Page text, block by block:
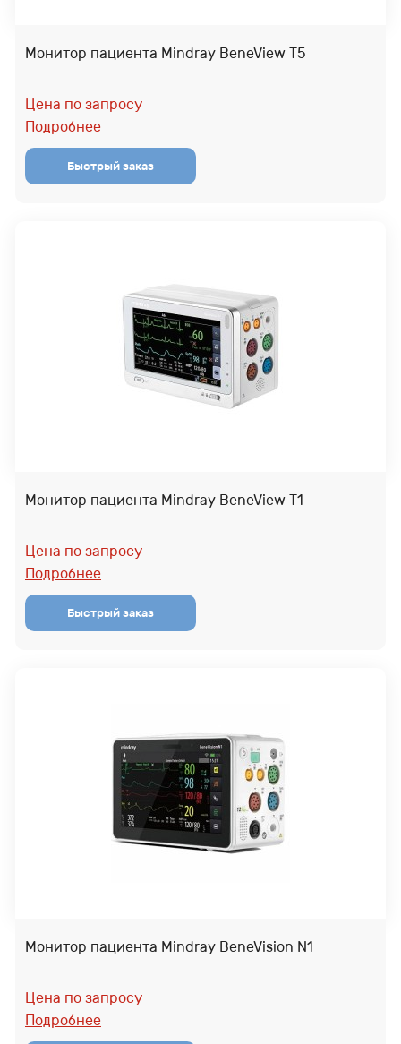
Монитор пациента Mindray BeneView T5
Цена по запросу
Подробнее
Монитор пациента Mindray BeneView T1
Цена по запросу
Подробнее
Монитор пациента Mindray BeneVision N1
Цена по запросу
Подробнее